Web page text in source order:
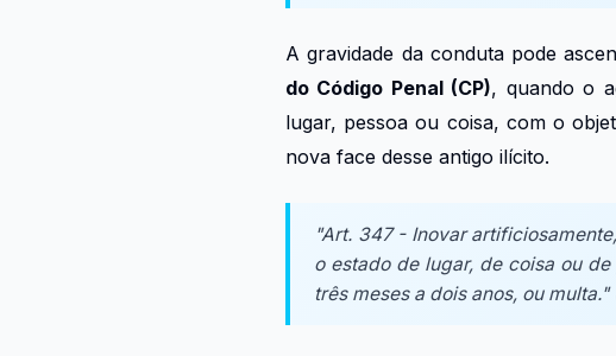
A gravidade da conduta pode
do Código Penal (CP), quando o
lugar, pessoa ou coisa, com o
nova face desse antigo ilícito.
"Art. 347 - Inovar
o estado de lugar, de coisa ou
três meses a dois anos, ou multa."